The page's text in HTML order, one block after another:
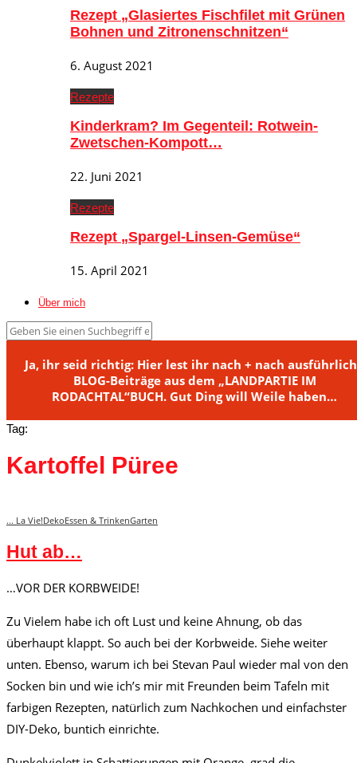
Rezept „Glasiertes Fischfilet mit Grünen
Bohnen und Zitronenschnitzen“
6. August 2021
Rezepte
Kinderkram? Im Gegenteil: Rotwein-
Zwetschen-Kompott…
22. Juni 2021
Rezepte
Rezept „Spargel-Linsen-Gemüse“
15. April 2021
Über mich
Ja, ihr seid richtig: Hier lest ihr nach + nach
BLOG-Beiträge aus dem „LANDPARTIE IM
RODACHTAL“BUCH. Gut Ding will Weile haben…
Tag:
Kartoffel Püree
... La Vie!DekoEssen & TrinkenGarten
Hut ab…
…VOR DER KORBWEIDE!
Zu Vielem habe ich oft Lust und keine Ahnung, ob das
überhaupt klappt. So auch bei der Korbweide. Siehe weiter
unten. Ebenso, warum ich bei Stevan Paul wieder mal von den
Socken bin und wie ich’s mir mit Freunden beim Tafeln mit
farbigen Rezepten, natürlich zum Nachkochen und einfachster
DIY-Deko, buntich einrichte.